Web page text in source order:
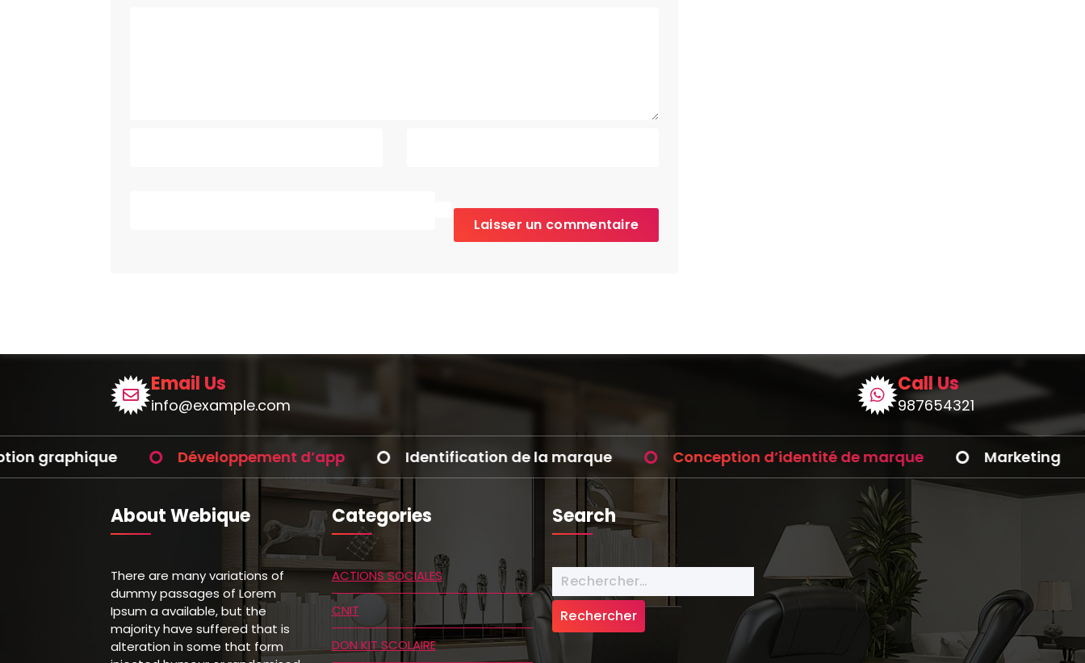
Email Us
info@example.com
Call Us
987654321
Développement d’app Identification de la marque Conception d’identité de marque Marketing
About Webique
There are many variations of
dummy passages of Lorem
Ipsum a available, but the
majority have suffered that is
alteration in some that form
Categories
ACTIONS SOCIALES
CNIT
DON KIT SCOLAIRE
Search
Rechercher :